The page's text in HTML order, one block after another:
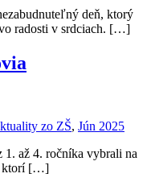
deň, ktorý
radosti v srdciach. […]
zo ZŠ, Jún 2025
1. až 4. ročníka vybrali na
ktorí […]